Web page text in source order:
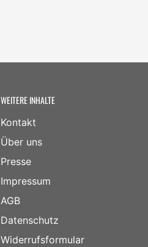
WEITERE INHALTE
Kontakt
Über uns
Presse
Impressum
AGB
Datenschutz
Widerrufsformular